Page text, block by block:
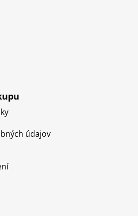
údajov